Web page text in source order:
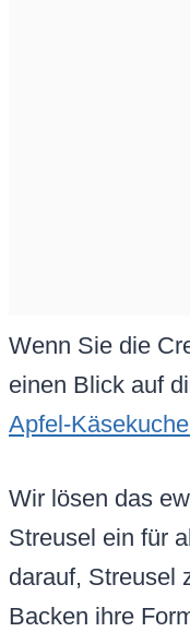
Wenn Sie die
einen Blick auf
Apfel-
Wir lösen das
Streusel ein für
darauf, Streusel
Backen ihre